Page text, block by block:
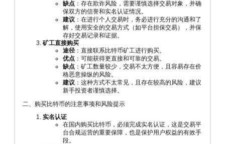
缺点 ：存在欺诈风险，需要谨慎选择交易对象，并确
保双方的信誉和实名认证情况。
建议 ：在进行个人交易时，务必进行充分的沟通和了
解，使用安全的交易方式（如平台担保交易），并保
存好交易记录和证据。
矿工直接购买
途径：直接联系比特币矿工进行购买。
优点 ：可能获得更直接和可靠的交易。
缺点 ：矿工数量较少，交易不太方便，且容易存在价
格恶意操纵的风险。
建议 ：这种方式不太常见，且存在较高的风险，建议
新手投资者谨慎选择。
二、购买比特币的注意事项和风险提示
实名认证
在国内购买比特币，必须完成实名认证，这是交易平
台合规运营的重要保障，也是保护用户权益的有效手
段。